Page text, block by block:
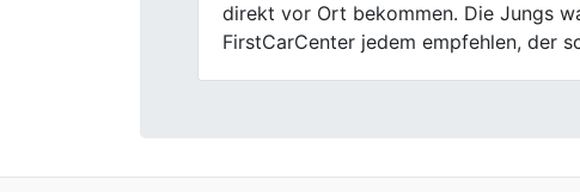
gab es einige kleine Unklarheiten in